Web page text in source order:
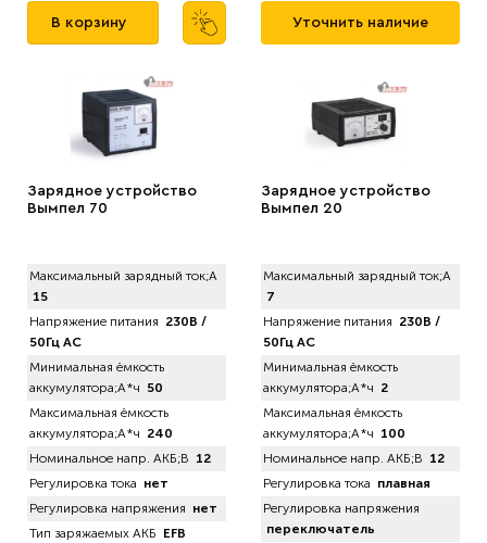
В корзину Уточнить наличие
Зарядное устройство
Вымпел 70
Максимальный зарядный ток;А
15
Напряжение питания 230В /
50Гц AC
Минимальная ёмкость
аккумулятора;А*ч 50
Максимальная ёмкость
аккумулятора;А*ч 240
Номинальное напр. АКБ;В 12
Регулировка тока нет
Регулировка напряжения нет
Тип заряжаемых АКБ EFB
Зарядное устройство
Вымпел 20
Максимальный зарядный ток;А
7
Напряжение питания 230В /
50Гц AC
Минимальная ёмкость
аккумулятора;А*ч 2
Максимальная ёмкость
аккумулятора;А*ч 100
Номинальное напр. АКБ;В 12
Регулировка тока плавная
Регулировка напряжения
переключатель